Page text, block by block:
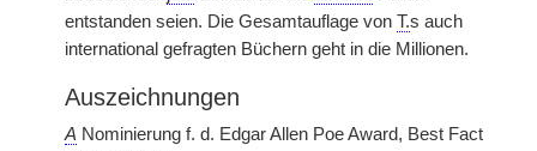
entstanden seien. Die Gesamtauflage von T.s auch
international gefragten Büchern geht in die Millionen.
Auszeichnungen
A Nominierung f. d. Edgar Allen Poe Award, Best Fact